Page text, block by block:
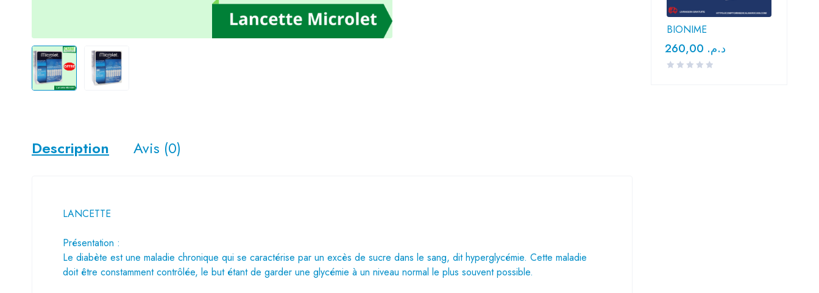
Description Avis (0)
LANCETTE
Présentation :
Le diabète est une maladie chronique qui se caractérise par un excès de sucre dans le sang, dit hyperglycémie. Cette maladie
doit être constamment contrôlée, le but étant de garder une glycémie à un niveau normal le plus souvent possible.
BIONIME
د.م.